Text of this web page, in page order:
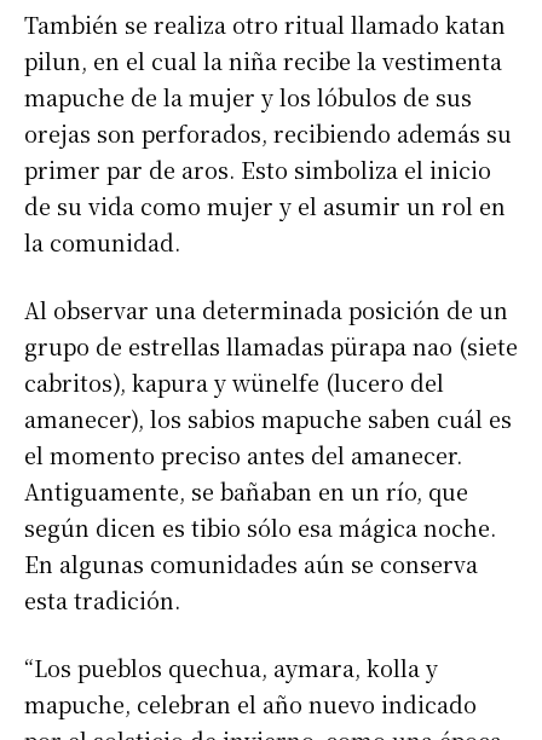
También se realiza otro ritual llamado katan
pilun, en el cual la niña recibe la vestimenta
mapuche de la mujer y los lóbulos de sus
orejas son perforados, recibiendo además su
primer par de aros. Esto simboliza el inicio
de su vida como mujer y el asumir un rol en
la comunidad.
Al observar una determinada posición de un
grupo de estrellas llamadas pürapa nao (siete
cabritos), kapura y wünelfe (lucero del
amanecer), los sabios mapuche saben cuál es
el momento preciso antes del amanecer.
Antiguamente, se bañaban en un río, que
según dicen es tibio sólo esa mágica noche.
En algunas comunidades aún se conserva
esta tradición.
“Los pueblos quechua, aymara, kolla y
mapuche, celebran el año nuevo indicado